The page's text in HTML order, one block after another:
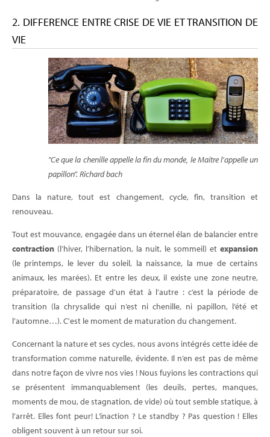
2. DIFFERENCE ENTRE CRISE DE VIE ET TRANSITION DE
VIE
"Ce que la chenille appelle la fin du monde, le Maitre l’appelle un
papillon”. Richard bach
Dans la nature, tout est changement, cycle, fin, transition et
renouveau.
Tout est mouvance, engagée dans un éternel élan de balancier entre
contraction (l’hiver, l’hibernation, la nuit, le sommeil) et expansion
(le printemps, le lever du soleil, la naissance, la mue de certains
animaux, les marées). Et entre les deux, il existe une zone neutre,
préparatoire, de passage d’un état à l’autre : c’est la période de
transition (la chrysalide qui n’est ni chenille, ni papillon, l’été et
l’automne…). C'est le moment de maturation du changement.
Concernant la nature et ses cycles, nous avons intégrés cette idée de
transformation comme naturelle, évidente. Il n’en est pas de même
dans notre façon de vivre nos vies ! Nous fuyions les contractions qui
se présentent immanquablement (les deuils, pertes, manques,
moments de mou, de stagnation, de vide) où tout semble statique, à
l’arrêt. Elles font peur! L’inaction ? Le standby ? Pas question ! Elles
obligent souvent à un retour sur soi.